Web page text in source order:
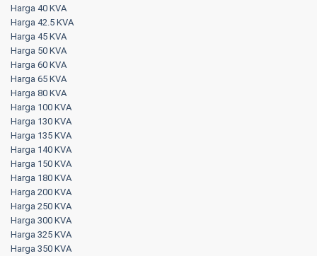
Harga 40 KVA
Harga 42.5 KVA
Harga 45 KVA
Harga 50 KVA
Harga 60 KVA
Harga 65 KVA
Harga 80 KVA
Harga 100 KVA
Harga 130 KVA
Harga 135 KVA
Harga 140 KVA
Harga 150 KVA
Harga 180 KVA
Harga 200 KVA
Harga 250 KVA
Harga 300 KVA
Harga 325 KVA
Harga 350 KVA